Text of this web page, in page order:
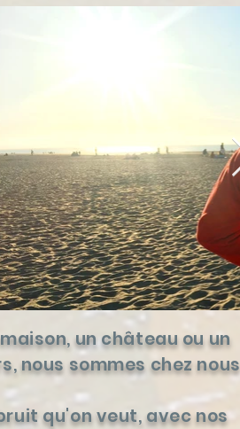
un château ou un
nous sommes chez nous
qu'on veut, avec nos